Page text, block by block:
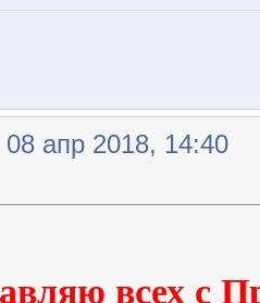
апр 2018, 14:40
всех с